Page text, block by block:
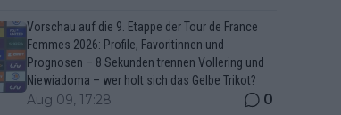
Vorschau auf die 9. Etappe der Tour de France
Femmes 2026: Profile, Favoritinnen und
Prognosen – 8 Sekunden trennen Vollering und
Niewiadoma – wer holt sich das Gelbe Trikot?
Aug 09, 17:28 0